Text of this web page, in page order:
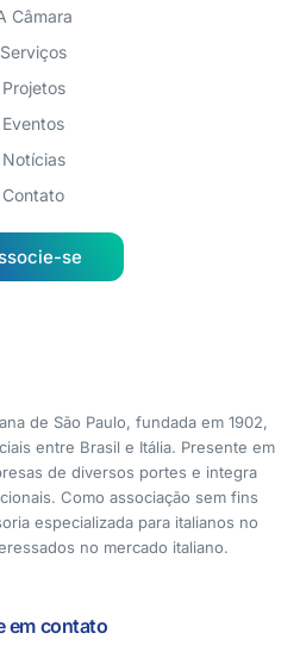
Câmara
Serviços
Projetos
Eventos
Notícias
Contato
se
de São Paulo, fundada em 1902,
entre Brasil e Itália. Presente em
de diversos portes e integra
Como associação sem fins
especializada para italianos no
no mercado italiano.
em contato